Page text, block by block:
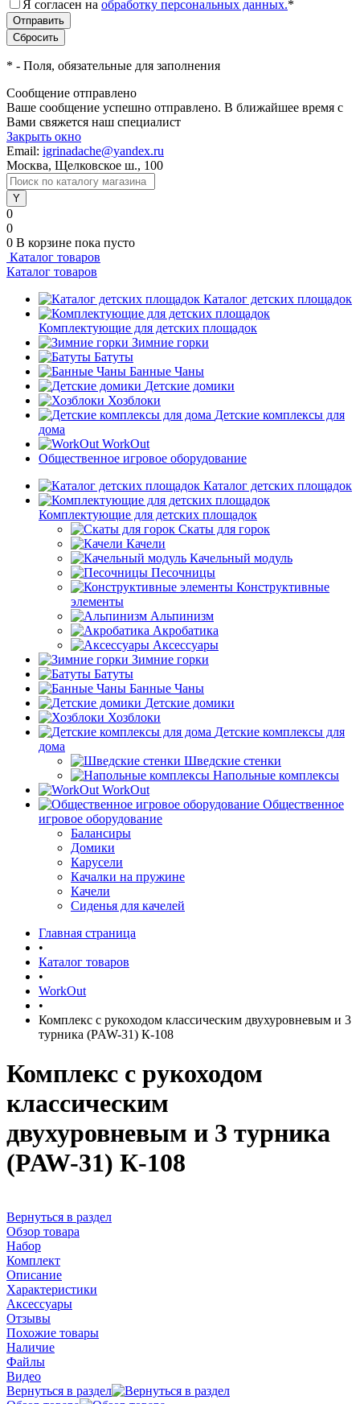
Я согласен на обработку персональных данных.*
* - Поля, обязательные для заполнения
Сообщение отправлено
Ваше сообщение успешно отправлено. В ближайшее время с
Вами свяжется наш специалист
Закрыть окно
Email: igrinadache@yandex.ru
Москва, Щелковское ш., 100
0
0
0 В корзине пока пусто
Каталог товаров
Каталог товаров
Каталог детских площадок
Комплектующие для детских площадок
Зимние горки
Батуты
Банные Чаны
Детские домики
Хозблоки
Детские комплексы для
дома
WorkOut
Общественное игровое оборудование
Каталог детских площадок
Комплектующие для детских площадок
Скаты для горок
Качели
Качельный модуль
Песочницы
Конструктивные
элементы
Альпинизм
Акробатика
Аксессуары
Зимние горки
Батуты
Банные Чаны
Детские домики
Хозблоки
Детские комплексы для
дома
Шведские стенки
Напольные комплексы
WorkOut
Общественное
игровое оборудование
Балансиры
Домики
Карусели
Качалки на пружине
Качели
Сиденья для качелей
Главная страница
•
Каталог товаров
•
WorkOut
•
Комплекс с рукоходом классическим двухуровневым и 3
турника (PAW-31) К-108
Комплекс с рукоходом
классическим
двухуровневым и 3 турника
(PAW-31) К-108
Вернуться в раздел
Обзор товара
Набор
Комплект
Описание
Характеристики
Аксессуары
Отзывы
Похожие товары
Наличие
Файлы
Видео
Вернуться в раздел